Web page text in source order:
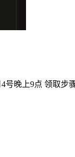
晚上9点 领取步